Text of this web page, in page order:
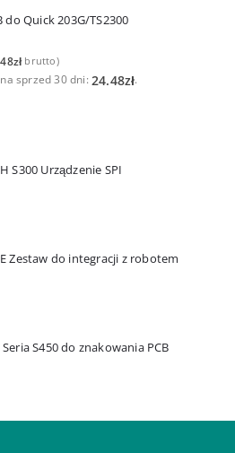
do Quick 203G/TS2300
złbrutto)
sprzed 30 dni: 24.48zł.
S300 Urządzenie SPI
Zestaw do integracji z robotem
Seria S450 do znakowania PCB